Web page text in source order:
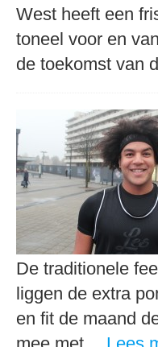
West heeft een
toneel voor en
de toekomst van
De traditionele
liggen de extra
en fit de maand